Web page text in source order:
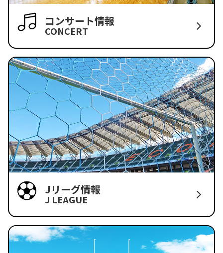
コンサート情報
CONCERT
Jリーグ情報
J LEAGUE